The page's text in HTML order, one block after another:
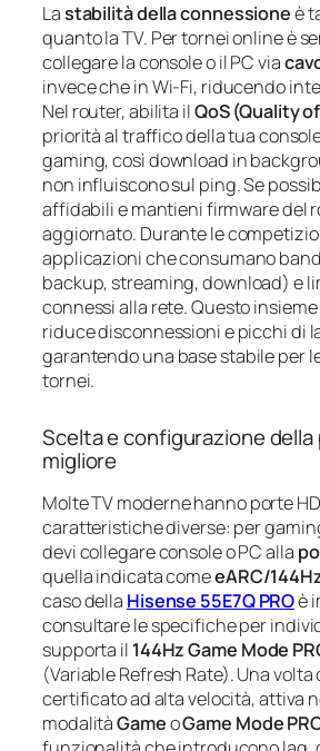
Lastabilità della connessioneè
quanto la TV. Per tornei online è
collegare la console o il PC via
invece che in Wi‑Fi, riducendo
Nel router, abilita ilQoS (Quality
priorità al traffico della tua
gaming, così download in
non influiscono sul ping. Se
affidabili e mantieni firmware del
aggiornato. Durante le
applicazioni che consumano
backup, streaming, download) e
connessi alla rete. Questo
riduce disconnessioni e picchi di
garantendo una base stabile per
tornei.
Scelta e configurazione della
migliore
Molte TV moderne hanno porte
caratteristiche diverse: per
devi collegare console o PC alla
quella indicata comeeARC/
caso della Hisense 55E7Q PROè
consultare le specifiche per
supporta il 144Hz Game Mode
(Variable Refresh Rate). Una
certificato ad alta velocità, attiva
modalitàGameoGame Mode